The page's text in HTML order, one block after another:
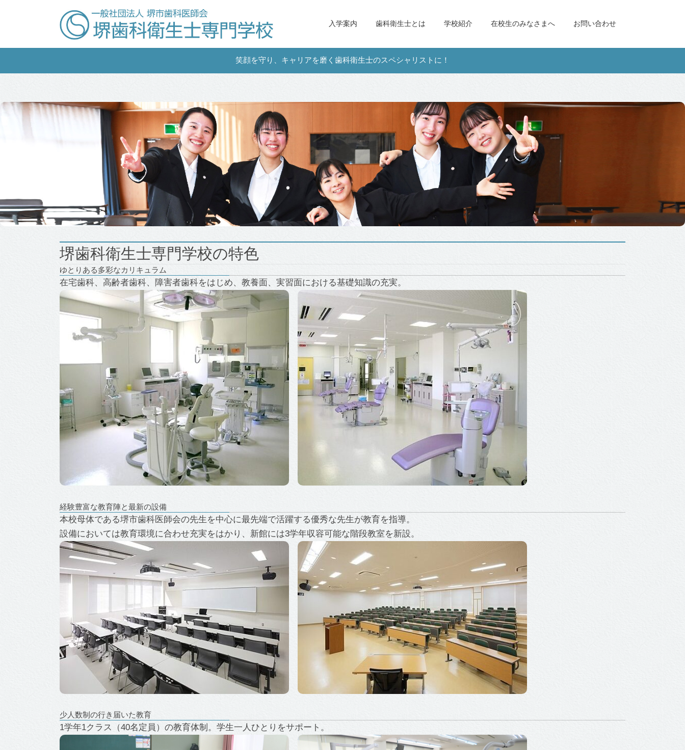
ン
へ
キ
ー
ョ
に
入学案内 歯科衛生士とは 学校紹介 在校生のみなさまへ お問い合わせ
笑顔を守り、キャリアを磨く歯科衛生士のスペシャリストに！
堺歯科衛生士専門学校の特色
ゆとりある多彩なカリキュラム
在宅歯科、高齢者歯科、障害者歯科をはじめ、教養面、実習面における基礎知識の充実。
経験豊富な教育陣と最新の設備
本校母体である堺市歯科医師会の先生を中心に最先端で活躍する優秀な先生が教育を指導。
設備においては教育環境に合わせ充実をはかり、新館には3学年収容可能な階段教室を新設。
少人数制の行き届いた教育
1学年1クラス（40名定員）の教育体制。学生一人ひとりをサポート。